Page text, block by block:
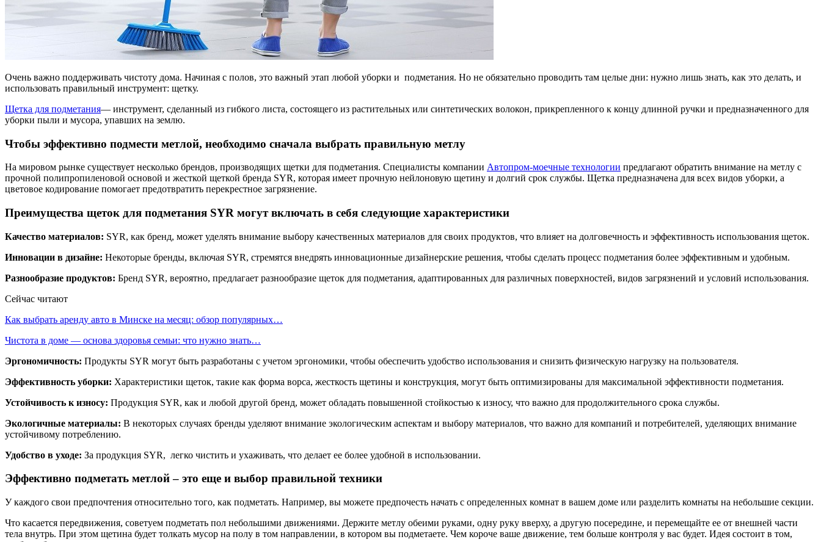
Очень важно поддерживать чистоту дома. Начиная с полов, это важный этап любой уборки и подметания. Но не обязательно проводить там целые дни: нужно лишь знать, как это делать, и
использовать правильный инструмент: щетку.
Щетка для подметания— инструмент, сделанный из гибкого листа, состоящего из растительных или синтетических волокон, прикрепленного к концу длинной ручки и предназначенного для
уборки пыли и мусора, упавших на землю.
Чтобы эффективно подмести метлой, необходимо сначала выбрать правильную метлу
На мировом рынке существует несколько брендов, производящих щетки для подметания. Специалисты компании Автопром-моечные технологии предлагают обратить внимание на метлу с
прочной полипропиленовой основой и жесткой щеткой бренда SYR, которая имеет прочную нейлоновую щетину и долгий срок службы. Щетка предназначена для всех видов уборки, а
цветовое кодирование помогает предотвратить перекрестное загрязнение.
Преимущества щеток для подметания SYR могут включать в себя следующие характеристики
Качество материалов: SYR, как бренд, может уделять внимание выбору качественных материалов для своих продуктов, что влияет на долговечность и эффективность использования щеток.
Инновации в дизайне: Некоторые бренды, включая SYR, стремятся внедрять инновационные дизайнерские решения, чтобы сделать процесс подметания более эффективным и удобным.
Разнообразие продуктов: Бренд SYR, вероятно, предлагает разнообразие щеток для подметания, адаптированных для различных поверхностей, видов загрязнений и условий использования.
Сейчас читают
Как выбрать аренду авто в Минске на месяц: обзор популярных…
Чистота в доме — основа здоровья семьи: что нужно знать…
Эргономичность: Продукты SYR могут быть разработаны с учетом эргономики, чтобы обеспечить удобство использования и снизить физическую нагрузку на пользователя.
Эффективность уборки: Характеристики щеток, такие как форма ворса, жесткость щетины и конструкция, могут быть оптимизированы для максимальной эффективности подметания.
Устойчивость к износу: Продукция SYR, как и любой другой бренд, может обладать повышенной стойкостью к износу, что важно для продолжительного срока службы.
Экологичные материалы: В некоторых случаях бренды уделяют внимание экологическим аспектам и выбору материалов, что важно для компаний и потребителей, уделяющих внимание
устойчивому потреблению.
Удобство в уходе: За продукция SYR, легко чистить и ухаживать, что делает ее более удобной в использовании.
Эффективно подметать метлой – это еще и выбор правильной техники
У каждого свои предпочтения относительно того, как подметать. Например, вы можете предпочесть начать с определенных комнат в вашем доме или разделить комнаты на небольшие секции.
Что касается передвижения, советуем подметать пол небольшими движениями. Держите метлу обеими руками, одну руку вверху, а другую посередине, и перемещайте ее от внешней части
тела внутрь. При этом щетина будет толкать мусор на полу в том направлении, в котором вы подметаете. Чем короче ваше движение, тем больше контроля у вас будет. Идея состоит в том,